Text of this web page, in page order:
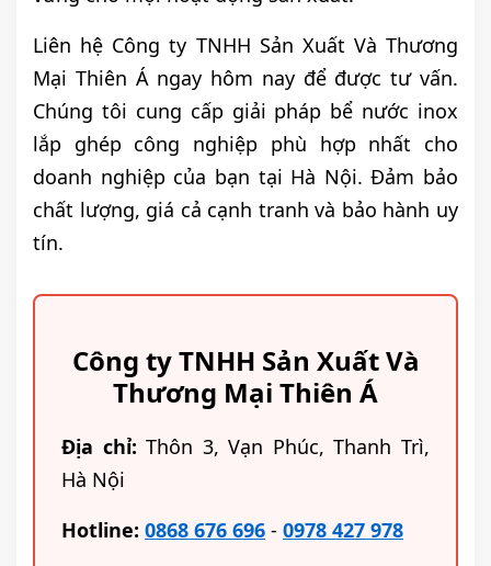
Liên hệ Công ty TNHH Sản Xuất Và Thương
Mại Thiên Á ngay hôm nay để được tư vấn.
Chúng tôi cung cấp giải pháp bể nước inox
lắp ghép công nghiệp phù hợp nhất cho
doanh nghiệp của bạn tại Hà Nội. Đảm bảo
chất lượng, giá cả cạnh tranh và bảo hành uy
tín.
Công ty TNHH Sản Xuất Và
Thương Mại Thiên Á
Địa chỉ: Thôn 3, Vạn Phúc, Thanh Trì,
Hà Nội
Hotline: 0868 676 696 - 0978 427 978